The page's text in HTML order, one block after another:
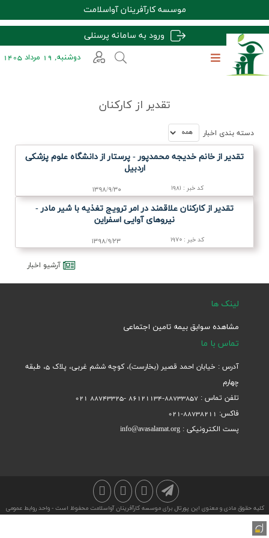
موسسه کارآفرینان آواسلامت
ورود به سامانه پرسنلی
دوشنبه, 19 مرداد 1405
تقدیر از کارکنان
دسته بندي اخبار
تقدیر از خانم خدیجه محمدپور - پرستار از دانشگاه علوم پزشكی
اردبیل
کد خبر : ۱۹۸۱ ۱۳۹۸/۹/۳۰
تقدیر از كاركنان علاقمند در امر ترویج تغذیه با شیر مادر -
نیروهای آوایی اسفراین
کد خبر :۱۹۷۰ ۱۳۹۸/۹/۲۳
آرشيو اخبار
لینک ها
مشاهده سوابق بیمه تامین اجتماعی
تماس با ما
آدرس : خیابان احمد قصیر (بخارست)، کوچه ششم غربی، پلاک 5، طبقه
چهارم
تلفن تماس : 88733857-86121134 -88743325 021
فاکس: 88738211-021
پست الکترونیکی : info@avasalamat.org
کلیه حقوق مادی و معنوی این پورتال برای موسسه کارآفرینان آواسلامت محفوظ است - واحد روابط عمومی